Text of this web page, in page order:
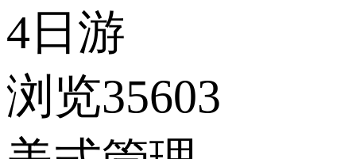
4日游
浏览35603